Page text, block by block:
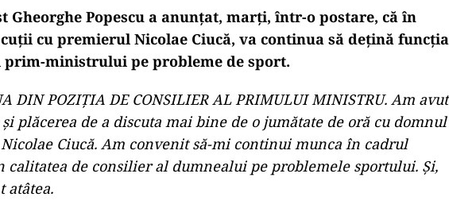
Gheorghe Popescu a anunţat, marţi, într-o postare, că în
cu premierul Nicolae Ciucă, va continua să deţină funcţia
prim-ministrului pe probleme de sport.
DIN POZIŢIA DE CONSILIER AL PRIMULUI MINISTRU. Am avut
plăcerea de a discuta mai bine de o jumătate de oră cu domnul
Ciucă. Am convenit să-mi continui munca în cadrul
calitatea de consilier al dumnealui pe problemele sportului. Şi,
atâtea.